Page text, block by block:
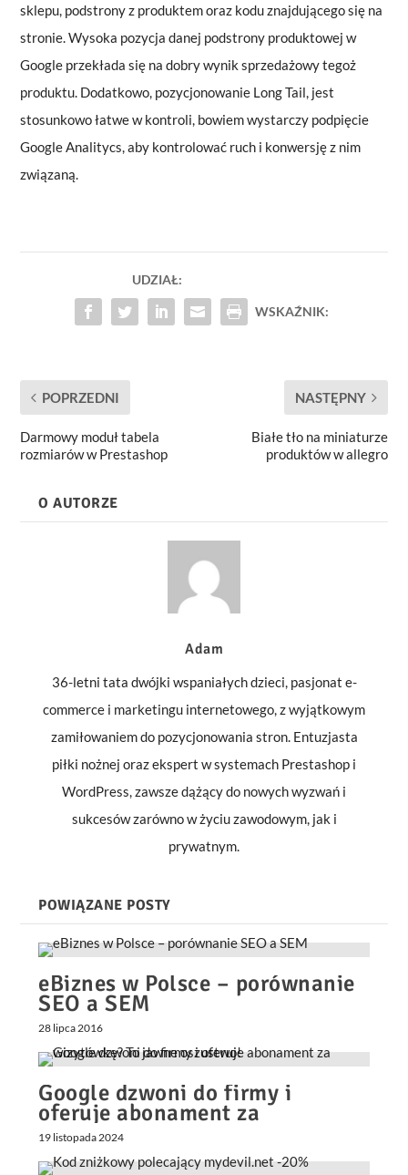
sklepu, podstrony z produktem oraz kodu znajdującego się na
stronie. Wysoka pozycja danej podstrony produktowej w
Google przekłada się na dobry wynik sprzedażowy tegoż
produktu. Dodatkowo, pozycjonowanie Long Tail, jest
stosunkowo łatwe w kontroli, bowiem wystarczy podpięcie
Google Analitycs, aby kontrolować ruch i konwersję z nim
związaną.
UDZIAŁ:
WSKAŹNIK:
POPRZEDNI
Darmowy moduł tabela
rozmiarów w Prestashop
NASTĘPNY
Białe tło na miniaturze
produktów w allegro
O AUTORZE
Adam
36-letni tata dwójki wspaniałych dzieci, pasjonat e-
commerce i marketingu internetowego, z wyjątkowym
zamiłowaniem do pozycjonowania stron. Entuzjasta
piłki nożnej oraz ekspert w systemach Prestashop i
WordPress, zawsze dążący do nowych wyzwań i
sukcesów zarówno w życiu zawodowym, jak i
prywatnym.
POWIĄZANE POSTY
eBiznes w Polsce – porównanie
SEO a SEM
28 lipca 2016
Google dzwoni do firmy i
oferuje abonament za
wizytówkę? To jawne oszustwo!
19 listopada 2024